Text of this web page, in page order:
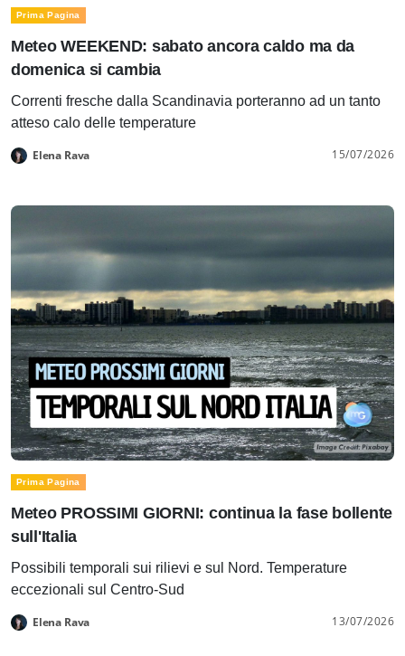
Prima Pagina
Meteo WEEKEND: sabato ancora caldo ma da
domenica si cambia
Correnti fresche dalla Scandinavia porteranno ad un tanto
atteso calo delle temperature
Elena Rava 15/07/2026
Prima Pagina
Meteo PROSSIMI GIORNI: continua la fase bollente
sull'Italia
Possibili temporali sui rilievi e sul Nord. Temperature
eccezionali sul Centro-Sud
Elena Rava 13/07/2026